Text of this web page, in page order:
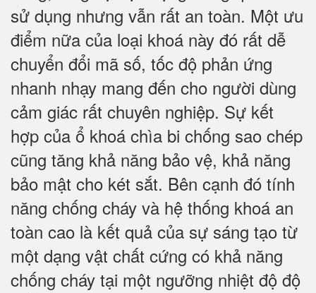
sử dụng nhưng vẫn rất an toàn. Một ưu
điểm nữa của loại khoá này đó rất dễ
chuyển đổi mã số, tốc độ phản ứng
nhanh nhạy mang đến cho người dùng
cảm giác rất chuyên nghiệp. Sự kết
hợp của ổ khoá chìa bi chống sao chép
cũng tăng khả năng bảo vệ, khả năng
bảo mật cho két sắt. Bên cạnh đó tính
năng chống cháy và hệ thống khoá an
toàn cao là kết quả của sự sáng tạo từ
một dạng vật chất cứng có khả năng
chống cháy tại một ngưỡng nhiệt độ độ